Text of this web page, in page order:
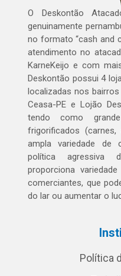
O Deskontão
genuinamente
no formato “cash and
atendimento no
KarneKeijo e com
Deskontão possui 4
localizadas nos
Ceasa-PE e Lojão
tendo como
frigorificados
ampla variedade de
política agressiva
proporciona
comerciantes, que
do lar ou aumentar o
Política